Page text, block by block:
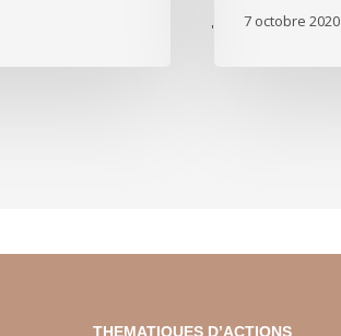
' 7 octobre 2020
THEMATIQUES D’ACTIONS